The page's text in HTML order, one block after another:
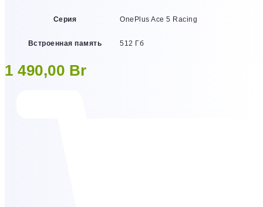
Серия OnePlus Ace 5 Racing
Встроенная память 512 Гб
1 490,00 Br